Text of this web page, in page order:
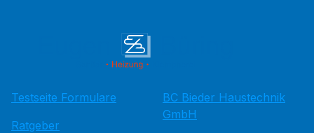
Testseite Formulare
Ratgeber
BC Bieder Haustechnik
GmbH